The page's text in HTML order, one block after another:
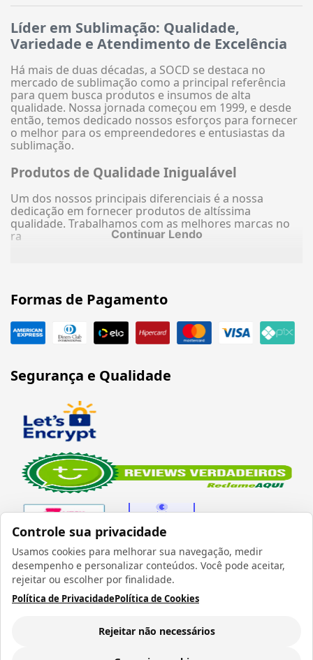
Controle sua privacidade
Usamos cookies para melhorar sua navegação, medir
desempenho e personalizar conteúdos. Você pode aceitar,
rejeitar ou escolher por finalidade.
Política de PrivacidadePolítica de Cookies
Rejeitar não necessários
Líder em Sublimação: Qualidade,
Variedade e Atendimento de Excelência
Há mais de duas décadas, a SOCD se destaca no
mercado de sublimação como a principal referência
para quem busca produtos e insumos de alta
qualidade. Nossa jornada começou em 1999, e desde
então, temos dedicado nossos esforços para fornecer
o melhor para os empreendedores e entusiastas da
sublimação.
Produtos de Qualidade Inigualável
Um dos nossos principais diferenciais é a nossa
dedicação em fornecer produtos de altíssima
qualidade. Trabalhamos com as melhores marcas no
ra
Continuar Lendo
Formas de Pagamento
Segurança e Qualidade
Verificada por